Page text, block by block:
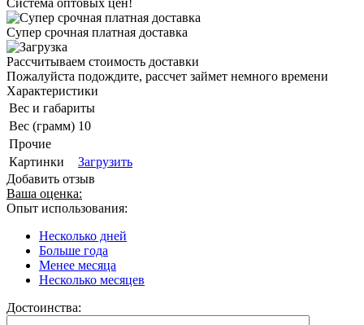
Супер срочная платная доставка
Рассчитываем стоимость доставки
Пожалуйста подождите, рассчет займет немного времени
Характеристики
Вес и габариты
Вес (грамм) 10
Прочие
Картинки
Загрузить
Добавить отзыв
Ваша оценка:
Опыт использования:
Несколько дней
Больше года
Менее месяца
Несколько месяцев
Достоинства: